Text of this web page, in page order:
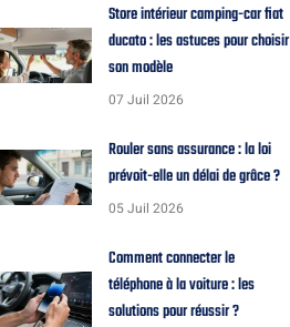
Store intérieur camping-car fiat
ducato : les astuces pour choisir
son modèle
07 Juil 2026
Rouler sans assurance : la loi
prévoit-elle un délai de grâce ?
05 Juil 2026
Comment connecter le
téléphone à la voiture : les
solutions pour réussir ?